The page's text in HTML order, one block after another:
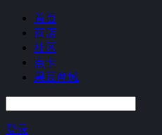
首页
商店
社区
点卡
果豆商城
登录